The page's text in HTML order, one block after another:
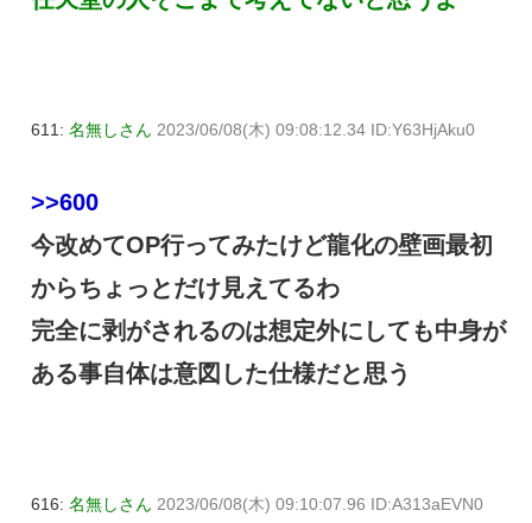
611: 名無しさん 2023/06/08(木) 09:08:12.34 ID:Y63HjAku0
>>600
今改めてOP行ってみたけど龍化の壁画最初
からちょっとだけ見えてるわ
完全に剥がされるのは想定外にしても中身が
ある事自体は意図した仕様だと思う
616: 名無しさん 2023/06/08(木) 09:10:07.96 ID:A313aEVN0